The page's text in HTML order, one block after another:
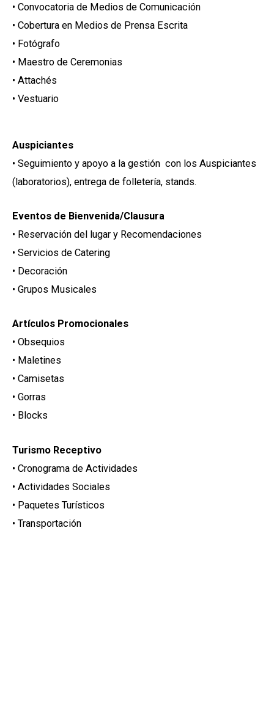
• Convocatoria de Medios de Comunicación
• Cobertura en Medios de Prensa Escrita
• Fotógrafo
• Maestro de Ceremonias
• Attachés
• Vestuario
Auspiciantes
• Seguimiento y apoyo a la gestión con los Auspiciantes
(laboratorios), entrega de folletería, stands.
Eventos de Bienvenida/Clausura
• Reservación del lugar y Recomendaciones
• Servicios de Catering
• Decoración
• Grupos Musicales
Artículos Promocionales
• Obsequios
• Maletines
• Camisetas
• Gorras
• Blocks
Turismo Receptivo
• Cronograma de Actividades
• Actividades Sociales
• Paquetes Turísticos
• Transportación